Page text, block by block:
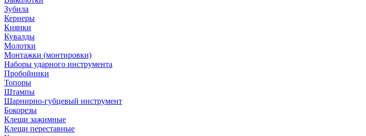
Зубила
Кернеры
Киянки
Кувалды
Молотки
Монтажки (монтировки)
Наборы ударного инструмента
Пробойники
Топоры
Штампы
Шарнирно-губцевый инструмент
Бокорезы
Клещи зажимные
Клещи переставные